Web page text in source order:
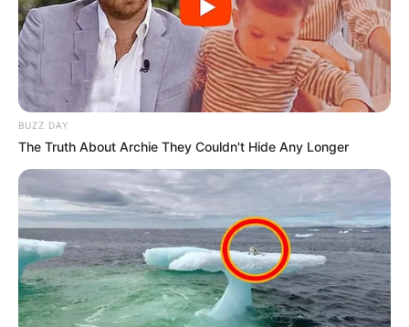
LA MAGIE
DES PIERRES
LOTERIES DU MONDE
BUZZ DAY
The Truth About Archie They Couldn't Hide Any Longer